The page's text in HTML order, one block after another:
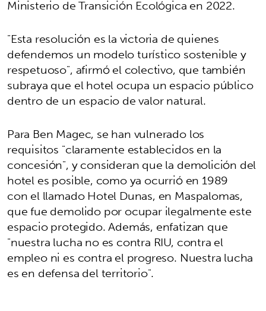
Ministerio de Transición Ecológica en 2022.
"Esta resolución es la victoria de quienes
defendemos un modelo turístico sostenible y
respetuoso", afirmó el colectivo, que también
subraya que el hotel ocupa un espacio público
dentro de un espacio de valor natural.
Para Ben Magec, se han vulnerado los
requisitos "claramente establecidos en la
concesión", y consideran que la demolición del
hotel es posible, como ya ocurrió en 1989
con el llamado Hotel Dunas, en Maspalomas,
que fue demolido por ocupar ilegalmente este
espacio protegido. Además, enfatizan que
"nuestra lucha no es contra RIU, contra el
empleo ni es contra el progreso. Nuestra lucha
es en defensa del territorio".